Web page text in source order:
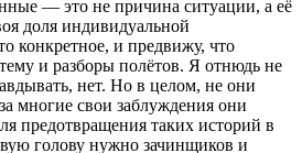
— это не причина ситуации, а её
доля индивидуальной
конкретное, и предвижу, что
и разборы полётов. Я отнюдь не
нет. Но в целом, не они
многие свои заблуждения они
предотвращения таких историй в
голову нужно зачинщиков и